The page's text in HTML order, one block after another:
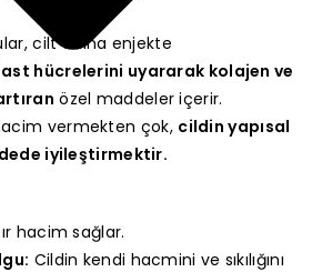
cilt altına enjekte
hücrelerini uyararak kolajen ve
özel maddeler içerir.
vermekten çok, cildin yapısal
iyileştirmektir.
hacim sağlar.
Cildin kendi hacmini ve sıkılığını